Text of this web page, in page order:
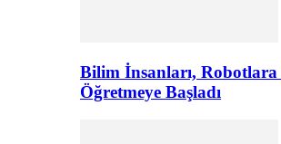
Bilim İnsanları,
Öğretmeye Başladı